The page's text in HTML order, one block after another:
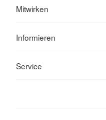
Mitwirken
Informieren
Service